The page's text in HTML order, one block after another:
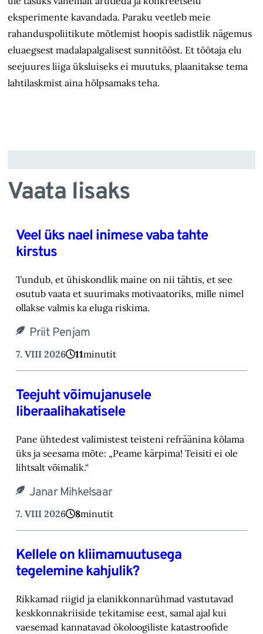
eksperimente kavandada. Paraku veetleb meie
rahanduspoliitikute mõtlemist hoopis sadistlik nägemus
eluaegsest madalapalgalisest sunnitööst. Et töötaja elu
seejuures liiga üksluiseks ei muutuks, plaanitakse tema
lahtilaskmist aina hõlpsamaks teha.
Vaata lisaks
Veel üks nael inimese vaba tahte
kirstus
Tundub, et ühiskondlik maine on nii tähtis, et see
osutub vaata et suurimaks motivaatoriks, ‎mille nimel
ollakse valmis ka eluga riskima.‎
Priit Penjam
7. VIII 2026 11minutit
Teejuht võimujanusele
liberaalihakatisele
Pane ühtedest valimistest teisteni refräänina kõlama
üks ja seesama mõte: „Peame kärpima! ‎Teisiti ei ole
lihtsalt võimalik.“‎
Janar Mihkelsaar
7. VIII 2026 8minutit
Kellele on kliimamuutusega
tegelemine kahjulik?
Rikkamad riigid ja elanikkonnarühmad vastutavad
keskkonnakriiside tekitamise eest, samal ajal kui
vaesemad kannatavad ökoloogiliste katastroofide